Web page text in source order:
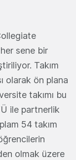
sene bir
Takım
olarak ön plana
takımı bu
ile partnerlik
54 takım
olmak üzere